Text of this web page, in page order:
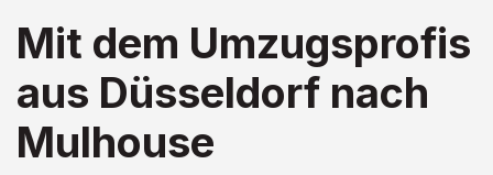
Mit dem Umzugsprofis
aus Düsseldorf nach
Mulhouse